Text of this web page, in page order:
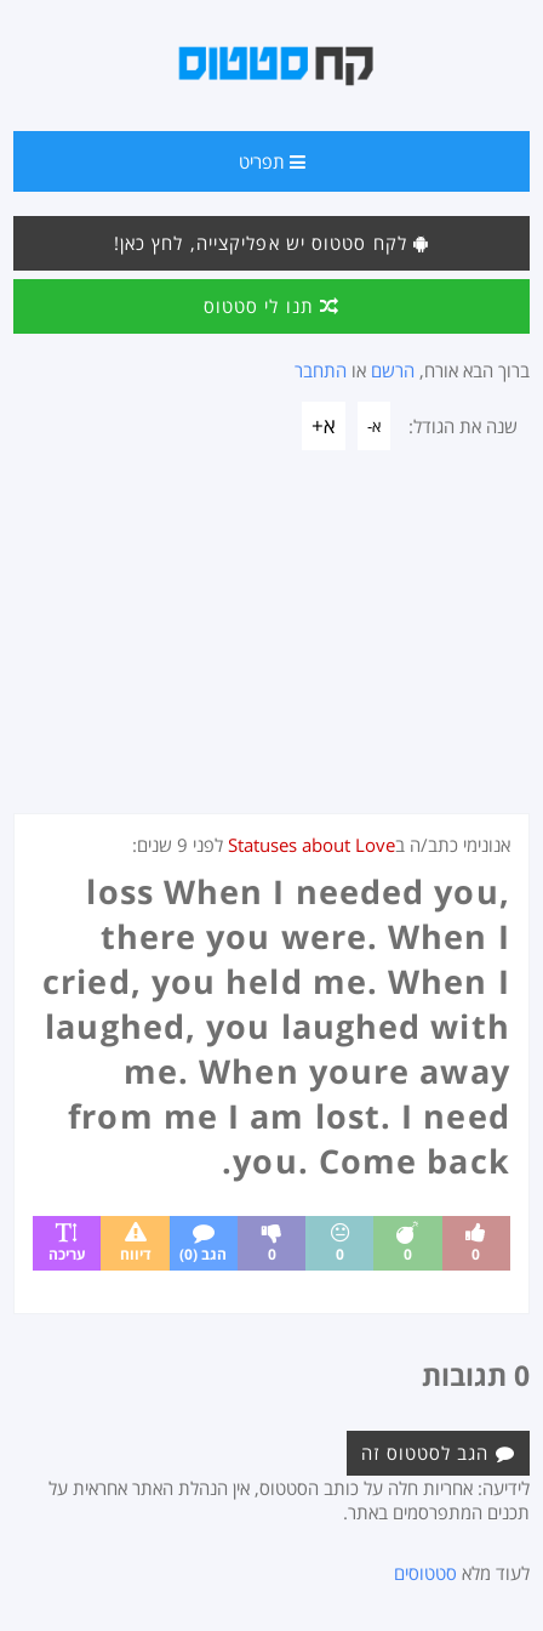
תפריט
לקח סטטוס יש אפליקצייה, לחץ כאן!
תנו לי סטטוס
ברוך הבא אורח, הרשם או התחבר
שנה את הגודל: א- א+
אנונימי כתב/ה בStatuses about Love לפני 9 שנים :
loss When I needed you,
there you were. When I
cried, you held me. When I
laughed, you laughed with
me. When youre away
from me I am lost. I need
you. Come back.
0
0
0
0 הגב (0) דיווח עריכה
0 תגובות
הגב לסטטוס זה
לידיעה: אחריות חלה על כותב הסטטוס, אין הנהלת האתר אחראית על
תכנים המתפרסמים באתר.
לעוד מלא סטטוסים